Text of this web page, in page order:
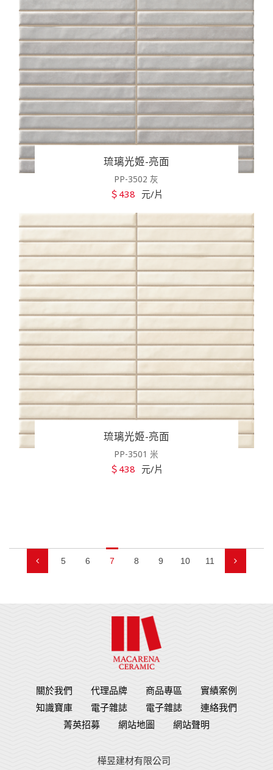
琉璃光姬-亮面
PP-3502 灰
＄438 元/片
琉璃光姬-亮面
PP-3501 米
＄438 元/片
5 6 7 8 9 10 11
關於我們 代理品牌 商品專區
實績案例
知識寶庫
電子雜誌 電子雜誌
連絡我們
菁英招募
網站地圖 網站聲明
樺昱建材有限公司